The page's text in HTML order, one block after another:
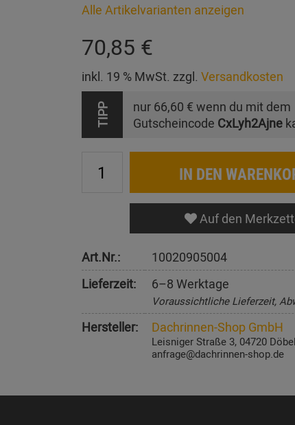
Alle Artikelvarianten anzeigen
70,85 €
inkl. 19 % MwSt. zzgl. Versandkosten
TIPP nur 66,60 € wenn du mit dem
Gutscheincode CxLyh2Ajne
IN DEN
Auf den
Art.Nr.:
10020905004
Lieferzeit:
6–8 Werktage
Voraussichtliche Lieferzeit,
Hersteller: Dachrinnen-Shop GmbH
Leisniger Straße 3, 04720
anfrage@dachrinnen-shop.de